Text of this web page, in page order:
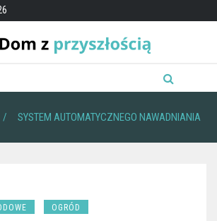
SYSTEM AUTOMATYCZNEGO NAWADNIANIA
OGRÓD